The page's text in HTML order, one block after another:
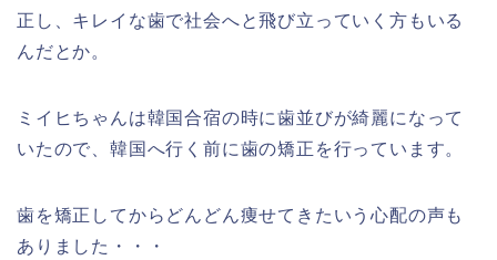
正し、キレイな歯で社会へと飛び立っていく方もいる
んだとか。
ミイヒちゃんは韓国合宿の時に歯並びが綺麗になって
いたので、韓国へ行く前に歯の矯正を行っています。
歯を矯正してからどんどん痩せてきたいう心配の声も
ありました・・・